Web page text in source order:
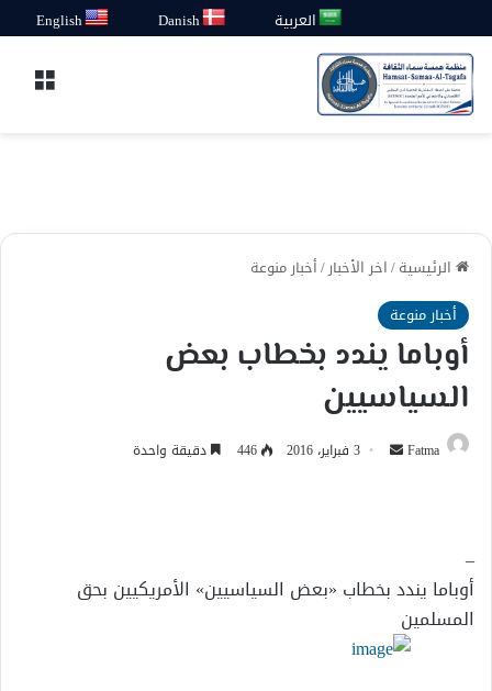
العربية Danish
English
الرئيسية/اخر الأخبار/أخبار منوعة
أخبار منوعة
أوباما يندد بخطاب بعض
السياسيين
Fatma
أرسل 3 فبراير، 2016 446 دقيقة واحدة
–
أوباما يندد بخطاب «بعض السياسيين» الأمريكيين بحق
المسلمين